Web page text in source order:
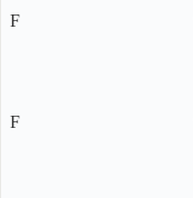
F
F